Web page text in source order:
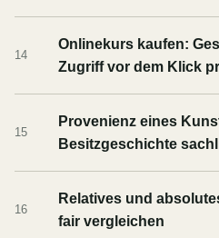
14
Onlinekurs kaufen:
Zugriff vor dem Klick
15
Provenienz eines
Besitzgeschichte
16
Relatives und
fair vergleichen